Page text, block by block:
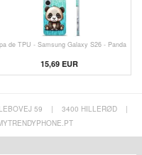
de TPU - Samsung Galaxy S26 - Panda
15,69 EUR
59 | 3400 HILLERØD
|